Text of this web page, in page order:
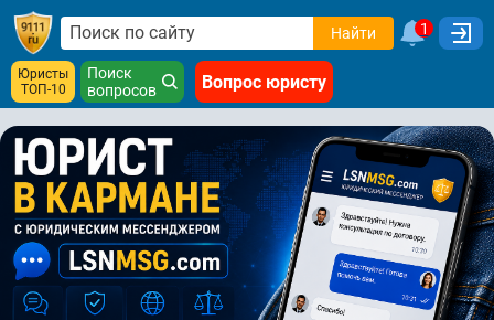
Найти 1
Юристы
ТОП-10
Поиск
вопросов
Вопрос юристу